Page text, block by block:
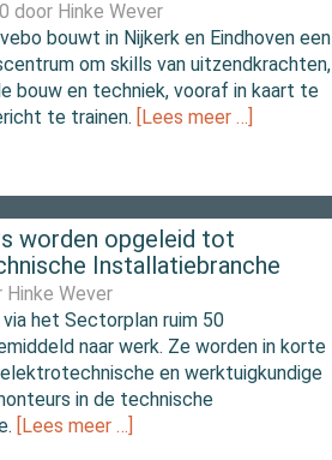
door Hinke Wever
bouwt in Nijkerk en Eindhoven een
om skills van uitzendkrachten,
bouw en techniek, vooraf in kaart te
te trainen.
[Lees meer …]
worden opgeleid tot
Installatiebranche
Hinke Wever
via het Sectorplan ruim 50
naar werk. Ze worden in korte
en werktuigkundige
in de technische
[Lees meer …]